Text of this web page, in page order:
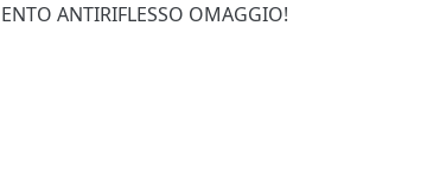
ANTIRIFLESSO OMAGGIO!